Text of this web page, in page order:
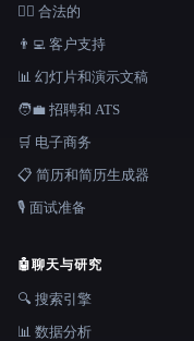
👩‍⚖️ 合法的
👨‍💻 客户支持
📊 幻灯片和演示文稿
🧑‍💼 招聘和 ATS
🛒 电子商务
📋 简历和简历生成器
🎙️ 面试准备
🤖聊天与研究
🔍 搜索引擎
📊 数据分析